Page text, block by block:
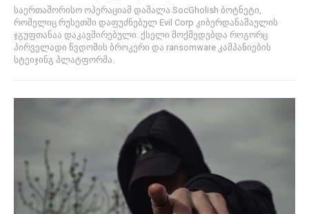
საერთაშორისო ოპერაციამ დაშალა SocGholish ბოტნეტი,
რომელიც რუსეთში დაფუძნებულ Evil Corp კიბერდანაშაულის
ჯგუფთანაა დაკავშირებული. ქსელი მოქმედებდა როგორც
პირველადი წვდომის ბროკერი და ransomware კამპანიების
სტეიჯინგ პლატფორმა.